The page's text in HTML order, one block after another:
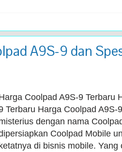
A9S-9 dan
Coolpad A9S-9 Terbaru
Terbaru Harga Coolpad A9S-
dengan nama
Coolpad Mobile
di bisnis mobile. Yang